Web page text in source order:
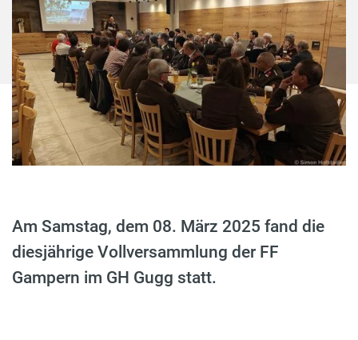
Am Samstag, dem 08. März 2025 fand die
diesjährige Vollversammlung der FF
Gampern im GH Gugg statt.